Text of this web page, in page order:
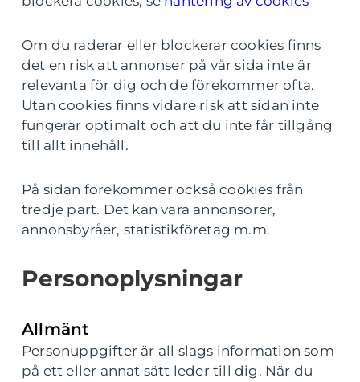
Om du raderar eller blockerar cookies finns
det en risk att annonser på vår sida inte är
relevanta för dig och de förekommer ofta.
Utan cookies finns vidare risk att sidan inte
fungerar optimalt och att du inte får tillgång
till allt innehåll.
På sidan förekommer också cookies från
tredje part. Det kan vara annonsörer,
annonsbyråer, statistikföretag m.m.
Personoplysningar
Allmänt
Personuppgifter är all slags information som
på ett eller annat sätt leder till dig. När du